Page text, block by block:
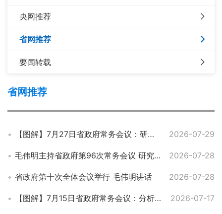
央网推荐
省网推荐
要闻转载
省网推荐
【图解】7月27日省政府常务会议：研究基础教育、长株潭一体化、自然灾害调查评估、对非经贸合作等工作 2026-07-29
毛伟明主持省政府第96次常务会议 研究基础教育、长株潭一体化、自然灾害调查评估、对非经贸合作等工作 2026-07-28
省政府第十次全体会议举行 毛伟明讲话 2026-07-28
【图解】7月15日省政府常务会议：分析上半年全省经济形势，部署下半年工作研究科技创新、资源循环利用等工作 2026-07-17